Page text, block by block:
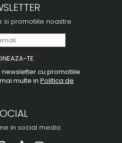
si promotiile noastre
cu promotiile
multe in Politica de
in social media